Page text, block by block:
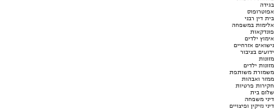
בגידה
אפוטרופוס
בית דין רבני
אלימות במשפחה
פונדקאות
אימוץ ילדים
נישואים אזרחיים
ידועים בציבור
מזונות
מזונות ילדים
משמורת משותפת
ממזר ואבהות
חקירות פרטיות
שלום בית
דיני משפחה
דיני נזיקין ופיצויים